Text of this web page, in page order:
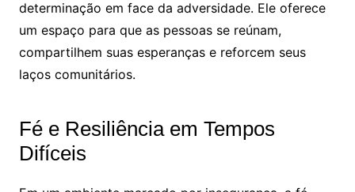
determinação em face da adversidade. Ele oferece
um espaço para que as pessoas se reúnam,
compartilhem suas esperanças e reforcem seus
laços comunitários.
Fé e Resiliência em Tempos
Difíceis